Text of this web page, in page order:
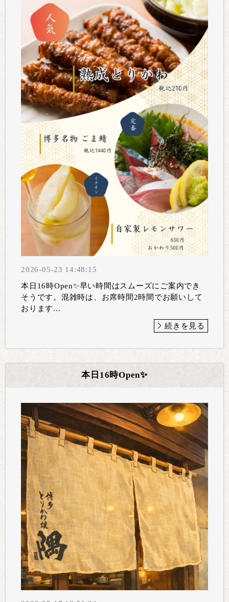
2026-05-23 14:48:15
本日16時Open✨早い時間はスムーズにご案内でき
そうです。混雑時は、お席時間2時間でお願いして
おります...
続きを見る
本日16時Open✨